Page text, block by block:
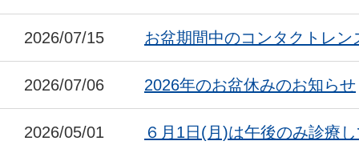
2026/07/15 お盆期間中のコンタクトレン
2026/07/06 2026年のお盆休みのお知らせ
2026/05/01 ６月1日(月)は午後のみ診療